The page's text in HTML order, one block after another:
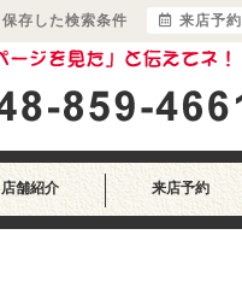
店舗紹介 来店予約
保存した検索条件 来店予約